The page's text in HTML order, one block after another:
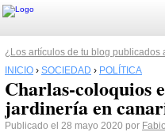
¿Los artículos de tu blog publicados
INICIO › SOCIEDAD › POLÍTICA
Charlas-coloquios
jardinería en
Publicado el 28 mayo 2020 por